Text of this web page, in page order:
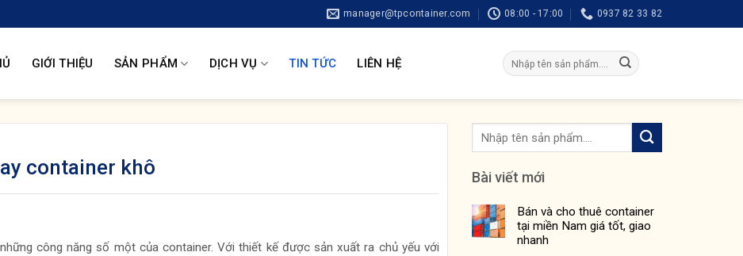
manager@tpcontainer.com 08:00 - 17:00 0937 82 33 82
GIỚI THIỆU SẢN PHẨM DỊCH VỤ TIN TỨC LIÊN HỆ
Tìm
kiếm:
container khô
công năng số một của container. Với thiết kế được sản xuất ra chủ yếu với
Bài viết mới
Bán và cho thuê container
tại miền Nam giá tốt, giao
nhanh